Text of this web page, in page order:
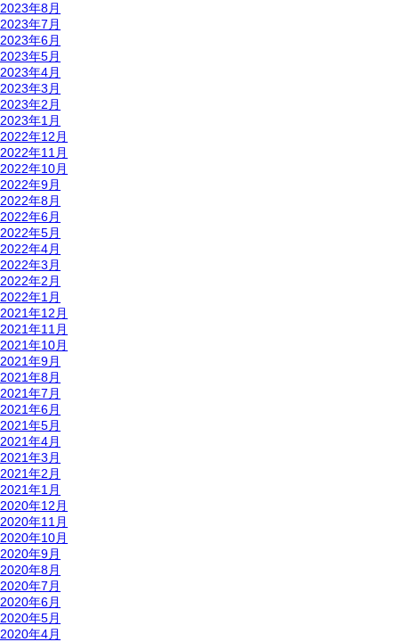
2023年8月
2023年7月
2023年6月
2023年5月
2023年4月
2023年3月
2023年2月
2023年1月
2022年12月
2022年11月
2022年10月
2022年9月
2022年8月
2022年6月
2022年5月
2022年4月
2022年3月
2022年2月
2022年1月
2021年12月
2021年11月
2021年10月
2021年9月
2021年8月
2021年7月
2021年6月
2021年5月
2021年4月
2021年3月
2021年2月
2021年1月
2020年12月
2020年11月
2020年10月
2020年9月
2020年8月
2020年7月
2020年6月
2020年5月
2020年4月